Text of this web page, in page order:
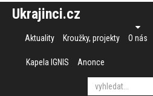
Ukrajinci.cz
Aktuality Kroužky, projekty O nás
Kapela IGNIS Anonce